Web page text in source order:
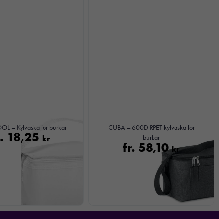
– Kylväska för burkar
18,25 kr
CUBA – 600D RPET kylväska för
burkar
fr. 58,10kr